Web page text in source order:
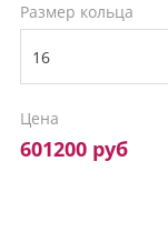
Размер кольца
Цена
601200 руб